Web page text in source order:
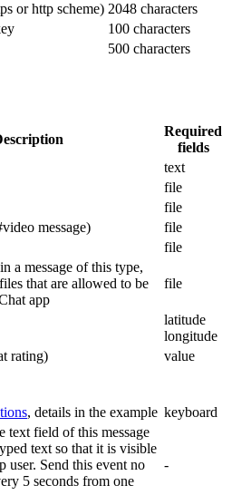
or http scheme) 2048 characters
100 characters
500 characters
Required
fields
text
file
file
message)
file
file
a message of this type,
that are allowed to be
app
file
latitude
longitude
rating)
value
, details in the example keyboard
text field of this message
text so that it is visible
user. Send this event no
5 seconds from one
-